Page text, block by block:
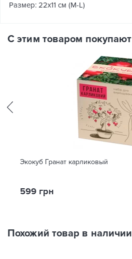
Размер: 22х11 см (M-L)
С этим товаром покупают
Экокуб Гранат карликовый
599 грн
Похожий товар в наличии